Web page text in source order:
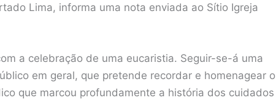
Lima, informa uma nota enviada ao Sítio Igreja
a celebração de uma eucaristia. Seguir-se-á uma
em geral, que pretende recordar e homenagear o
que marcou profundamente a história dos cuidados